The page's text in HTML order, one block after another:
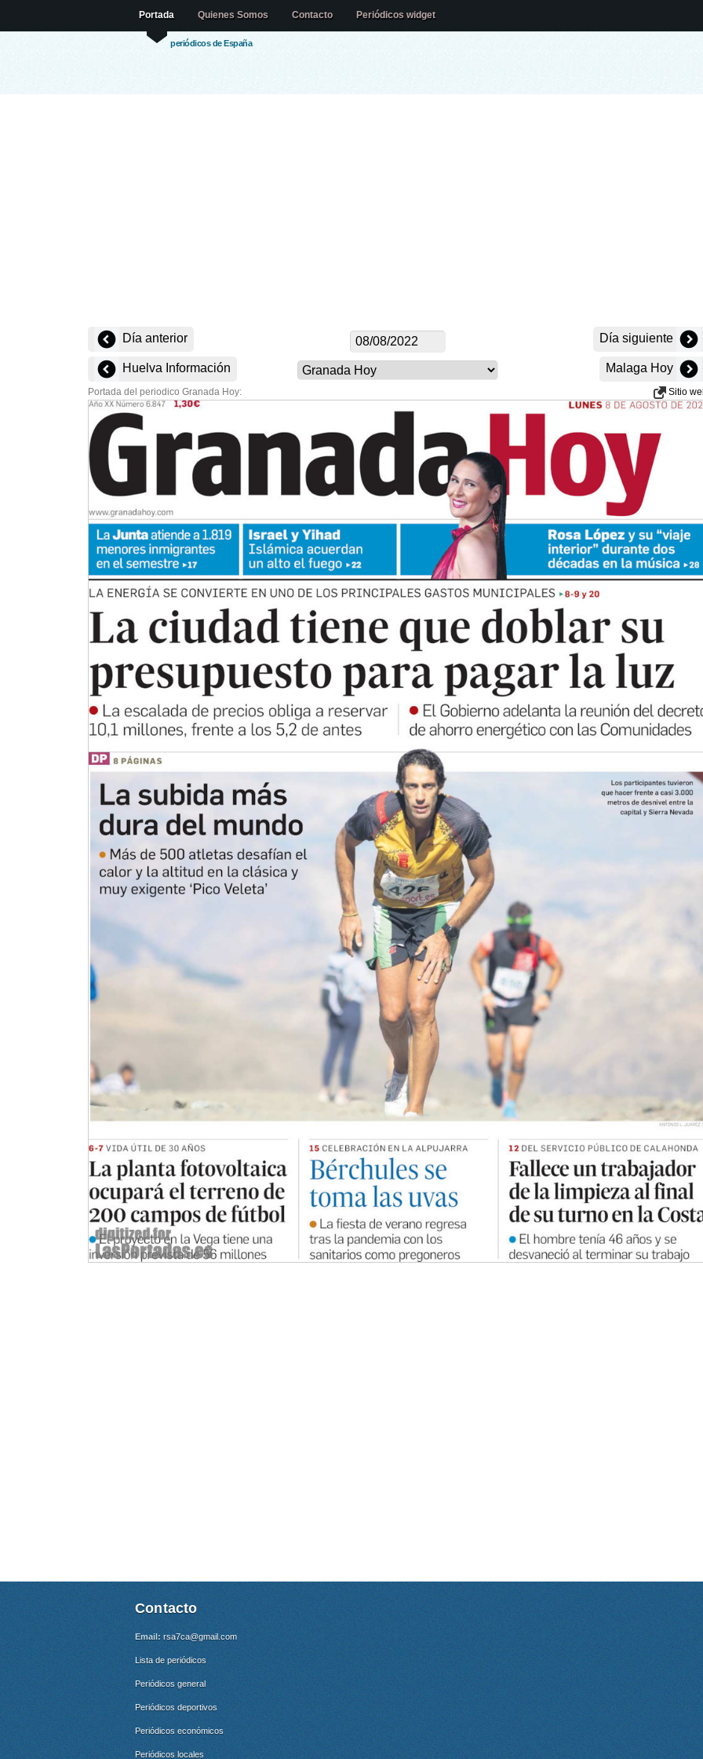
periódicos de España
Portada Quienes Somos Contacto Periódicos widget
Día anterior Día siguiente
Huelva Información Malaga Hoy
Portada del periodico Granada Hoy: Sitio
Contacto
Email: rsa7ca@gmail.com
Lista de periódicos
Periódicos general
Periódicos deportivos
Periódicos económicos
Periódicos locales